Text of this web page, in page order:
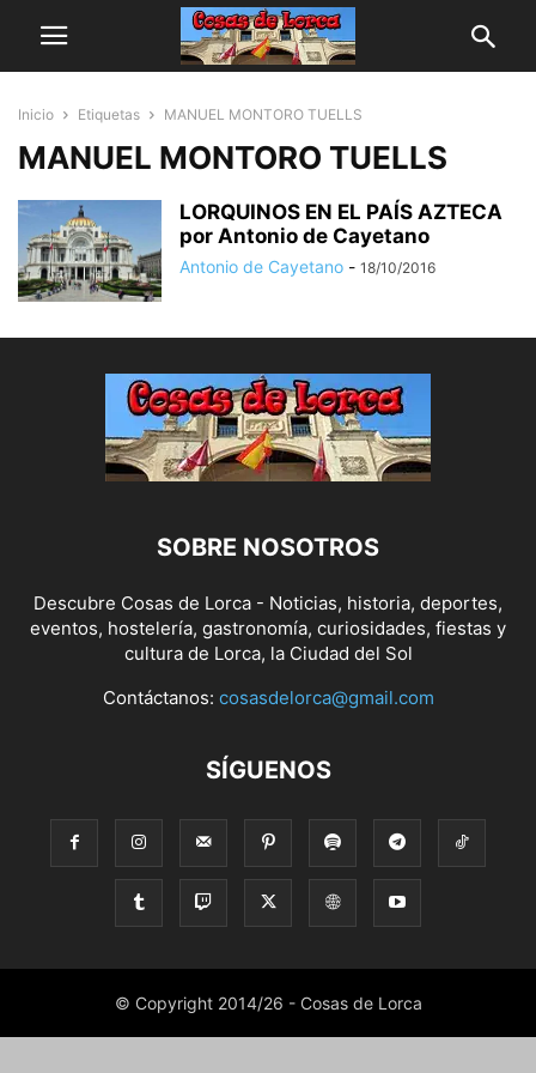
Inicio Etiquetas MANUEL MONTORO TUELLS
MANUEL MONTORO TUELLS
LORQUINOS EN EL PAÍS AZTECA
por Antonio de Cayetano
Antonio de Cayetano - 18/10/2016
SOBRE NOSOTROS
Descubre Cosas de Lorca - Noticias, historia, deportes,
eventos, hostelería, gastronomía, curiosidades, fiestas y
cultura de Lorca, la Ciudad del Sol
Contáctanos: cosasdelorca@gmail.com
SÍGUENOS
© Copyright 2014/26 - Cosas de Lorca